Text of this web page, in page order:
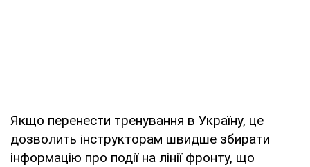
Якщо перенести тренування в Україну, це
дозволить інструкторам швидше збирати
інформацію про події на лінії фронту, що